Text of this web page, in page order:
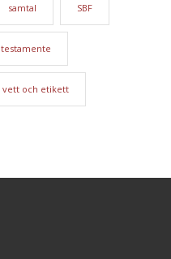
samtal SBF
testamente
vett och etikett